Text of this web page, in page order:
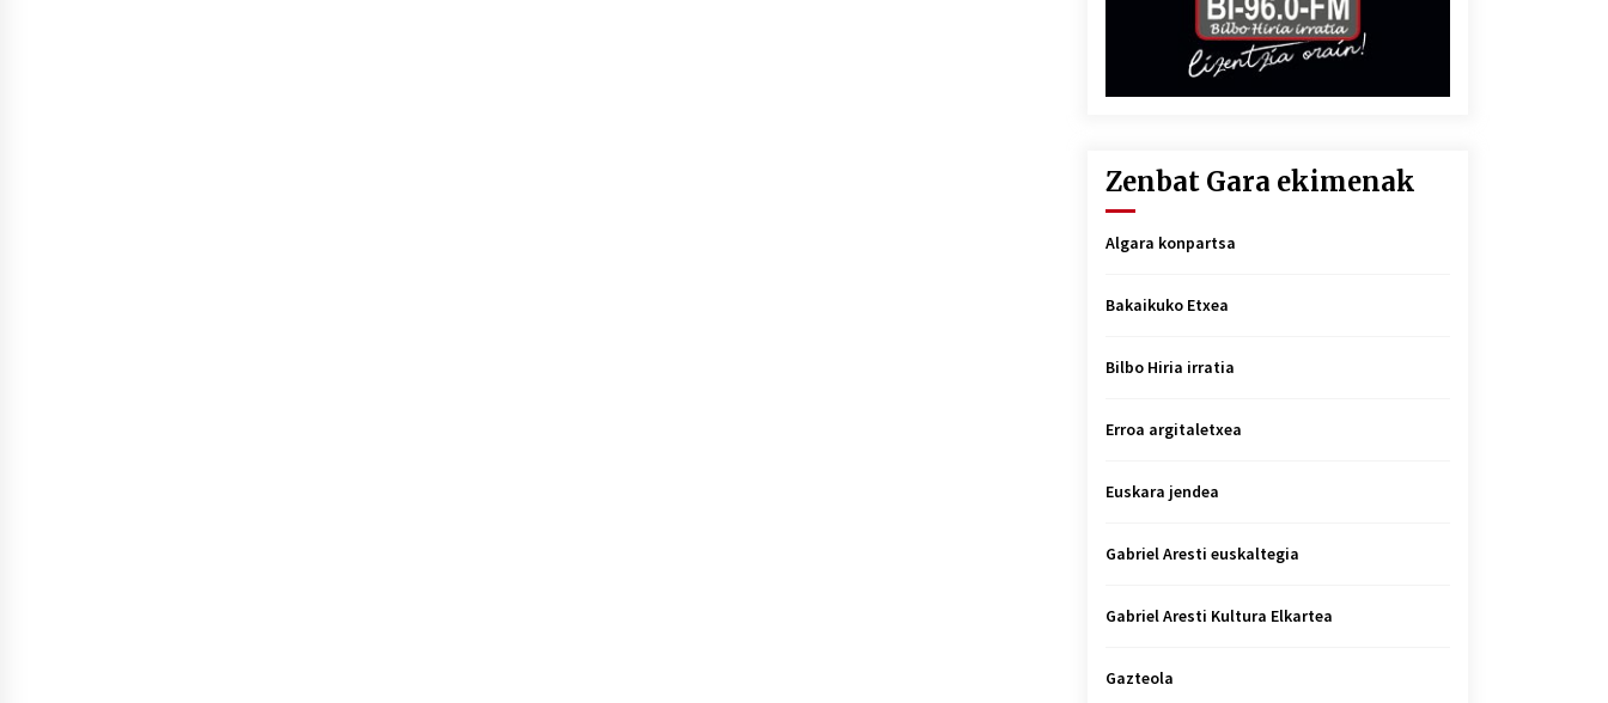
Zenbat Gara ekimenak
Algara konpartsa
Bakaikuko Etxea
Bilbo Hiria irratia
Erroa argitaletxea
Euskara jendea
Gabriel Aresti euskaltegia
Gabriel Aresti Kultura Elkartea
Gazteola